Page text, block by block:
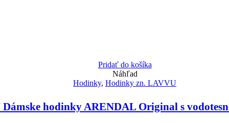
Pridať do košíka
Náhľad
Hodinky, Hodinky zn. LAVVU
hodinky ARENDAL Original s